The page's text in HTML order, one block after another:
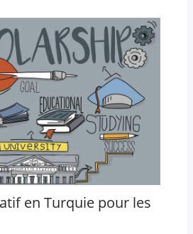
en Turquie pour les